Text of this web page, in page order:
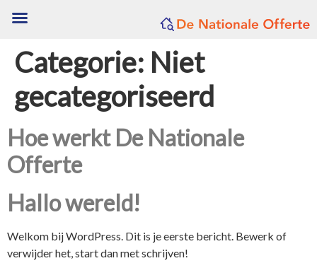
Categorie: Niet
gecategoriseerd
Hoe werkt De Nationale
Offerte
Hallo wereld!
Welkom bij WordPress. Dit is je eerste bericht. Bewerk of
verwijder het, start dan met schrijven!